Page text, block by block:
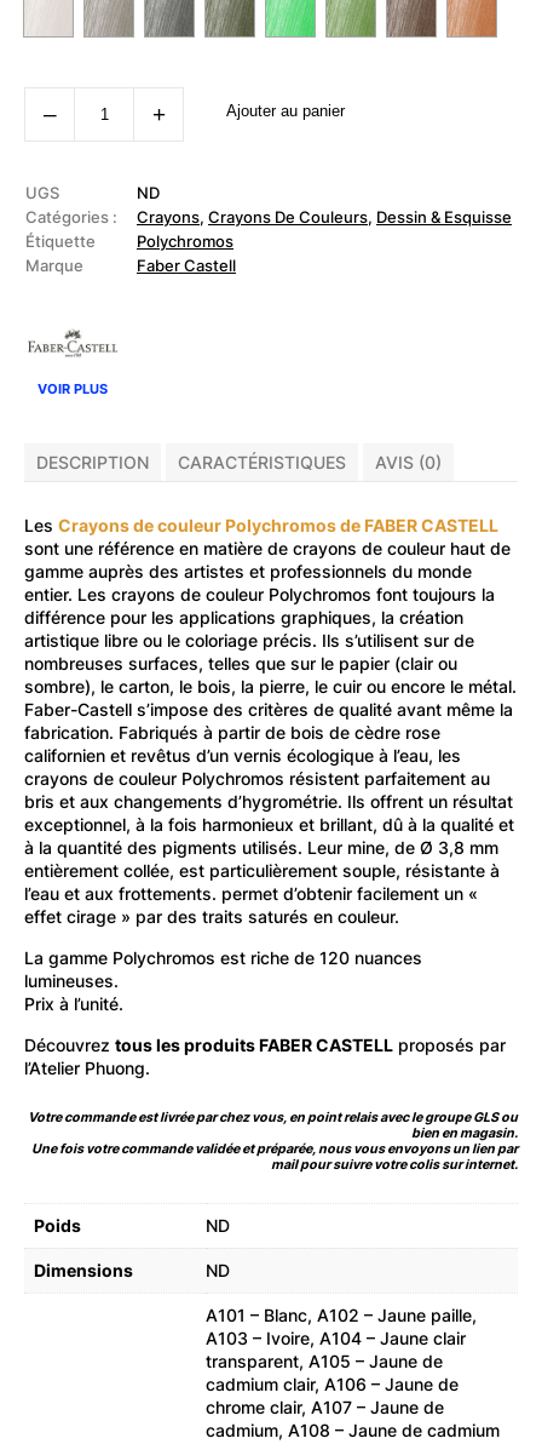
‒
quantité
de
Crayons
de
couleur
Polychromos
+ Ajouter au panier
UGS
ND
Catégories :
Crayons, Crayons De Couleurs, Dessin & Esquisse
Étiquette
Polychromos
Marque
Faber Castell
VOIR PLUS
DESCRIPTION CARACTÉRISTIQUES AVIS (0)
Les Crayons de couleur Polychromos de FABER CASTELL
sont une référence en matière de crayons de couleur haut de
gamme auprès des artistes et professionnels du monde
entier. Les crayons de couleur Polychromos font toujours la
différence pour les applications graphiques, la création
artistique libre ou le coloriage précis. Ils s’utilisent sur de
nombreuses surfaces, telles que sur le papier (clair ou
sombre), le carton, le bois, la pierre, le cuir ou encore le métal.
Faber-Castell s’impose des critères de qualité avant même la
fabrication. Fabriqués à partir de bois de cèdre rose
californien et revêtus d’un vernis écologique à l’eau, les
crayons de couleur Polychromos résistent parfaitement au
bris et aux changements d’hygrométrie. Ils offrent un résultat
exceptionnel, à la fois harmonieux et brillant, dû à la qualité et
à la quantité des pigments utilisés. Leur mine, de Ø 3,8 mm
entièrement collée, est particulièrement souple, résistante à
l’eau et aux frottements. permet d’obtenir facilement un «
effet cirage » par des traits saturés en couleur.
La gamme Polychromos est riche de 120 nuances
lumineuses.
Prix à l’unité.
Découvrez tous les produits FABER CASTELL proposés par
l’Atelier Phuong.
Votre commande est livrée par chez vous, en point relais avec le groupe GLS ou
bien en magasin.
Une fois votre commande validée et préparée, nous vous envoyons un lien par
mail pour suivre votre colis sur internet.
Poids ND
Dimensions ND
A101 – Blanc, A102 – Jaune paille,
A103 – Ivoire, A104 – Jaune clair
transparent, A105 – Jaune de
cadmium clair, A106 – Jaune de
chrome clair, A107 – Jaune de
cadmium, A108 – Jaune de cadmium